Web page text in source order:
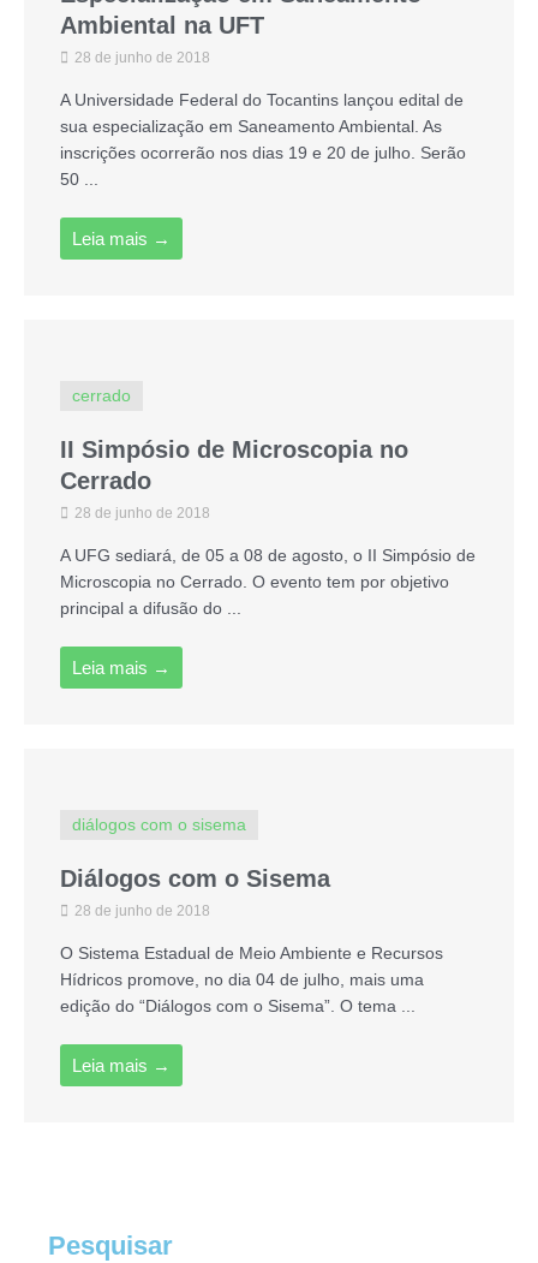
Ambiental na UFT
28 de junho de 2018
A Universidade Federal do Tocantins lançou edital de
sua especialização em Saneamento Ambiental. As
inscrições ocorrerão nos dias 19 e 20 de julho. Serão
50 ...
Leia mais →
cerrado
II Simpósio de Microscopia no
Cerrado
28 de junho de 2018
A UFG sediará, de 05 a 08 de agosto, o II Simpósio de
Microscopia no Cerrado. O evento tem por objetivo
principal a difusão do ...
Leia mais →
diálogos com o sisema
Diálogos com o Sisema
28 de junho de 2018
O Sistema Estadual de Meio Ambiente e Recursos
Hídricos promove, no dia 04 de julho, mais uma
edição do “Diálogos com o Sisema”. O tema ...
Leia mais →
Pesquisar